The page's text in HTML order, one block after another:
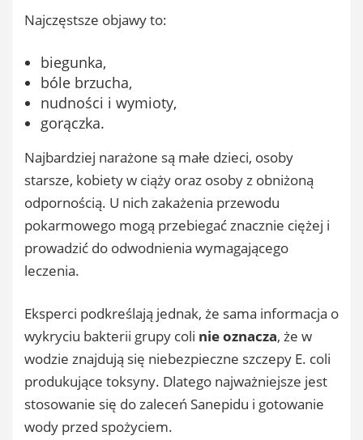
Najczęstsze objawy to:
biegunka,
bóle brzucha,
nudności i wymioty,
gorączka.
Najbardziej narażone są małe dzieci, osoby
starsze, kobiety w ciąży oraz osoby z obniżoną
odpornością. U nich zakażenia przewodu
pokarmowego mogą przebiegać znacznie ciężej i
prowadzić do odwodnienia wymagającego
leczenia.
Eksperci podkreślają jednak, że sama informacja o
wykryciu bakterii grupy coli nie oznacza, że w
wodzie znajdują się niebezpieczne szczepy E. coli
produkujące toksyny. Dlatego najważniejsze jest
stosowanie się do zaleceń Sanepidu i gotowanie
wody przed spożyciem.